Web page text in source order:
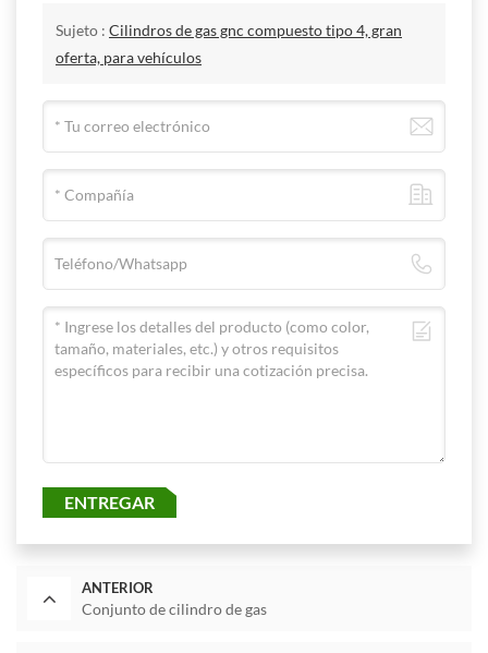
Sujeto : Cilindros de gas gnc compuesto tipo 4, gran
oferta, para vehículos
ENTREGAR
ANTERIOR
Conjunto de cilindro de gas